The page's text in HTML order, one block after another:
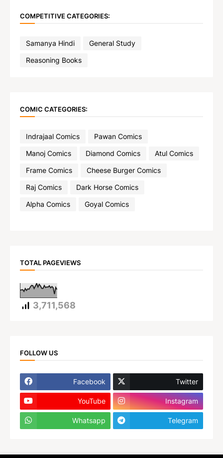
COMPETITIVE CATEGORIES:
Samanya Hindi
General Study
Reasoning Books
COMIC CATEGORIES:
Indrajaal Comics
Pawan Comics
Manoj Comics
Diamond Comics
Atul Comics
Frame Comics
Cheese Burger Comics
Raj Comics
Dark Horse Comics
Alpha Comics
Goyal Comics
TOTAL PAGEVIEWS
3,711,568
FOLLOW US
Facebook Twitter
YouTube Instagram
Whatsapp Telegram